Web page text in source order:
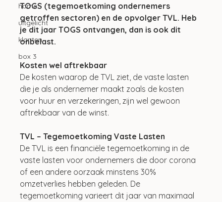
home
uitgelicht
klanten
box 3
TOGS (tegemoetkoming ondernemers
getroffen sectoren) en de opvolger TVL. Heb
je dit jaar TOGS ontvangen, dan is ook dit
onbelast.
Kosten wel aftrekbaar
De kosten waarop de TVL ziet, de vaste lasten
die je als ondernemer maakt zoals de kosten
voor huur en verzekeringen, zijn wel gewoon
aftrekbaar van de winst.
TVL – Tegemoetkoming Vaste Lasten
De TVL is een financiële tegemoetkoming in de
vaste lasten voor ondernemers die door corona
of een andere oorzaak minstens 30%
omzetverlies hebben geleden. De
tegemoetkoming varieert dit jaar van maximaal